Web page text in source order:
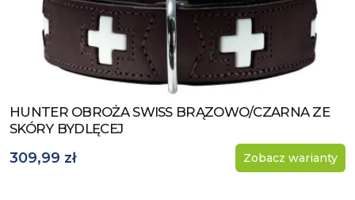
Zobacz produkt
HUNTER OBROŻA SWISS BRĄZOWO/CZARNA ZE
SKÓRY BYDLĘCEJ
309,99 zł Zobacz warianty